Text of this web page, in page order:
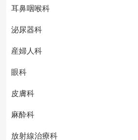
耳鼻咽喉科
泌尿器科
産婦人科
眼科
皮膚科
麻酔科
放射線治療科